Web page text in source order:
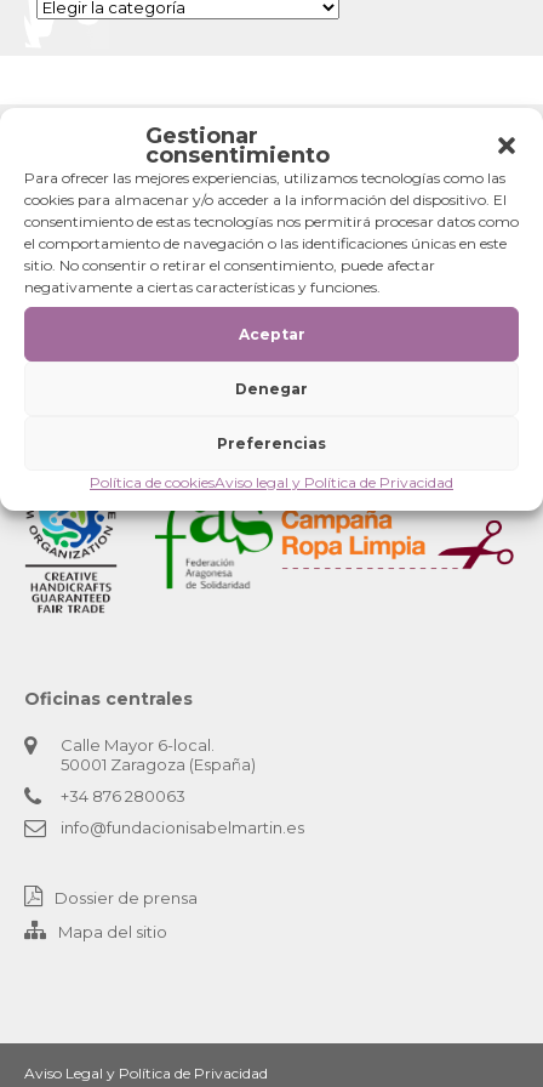
Gestionar
consentimiento
Para ofrecer las mejores experiencias, utilizamos tecnologías como las
cookies para almacenar y/o acceder a la información del dispositivo. El
consentimiento de estas tecnologías nos permitirá procesar datos como
el comportamiento de navegación o las identificaciones únicas en este
sitio. No consentir o retirar el consentimiento, puede afectar
negativamente a ciertas características y funciones.
Aceptar
Denegar
Preferencias
Política de cookiesAviso legal y Política de Privacidad
Oficinas centrales
Calle Mayor 6-local.
50001 Zaragoza (España)
+34 876 280063
info@fundacionisabelmartin.es
Dossier de prensa
Mapa del sitio
Aviso Legal y Política de Privacidad